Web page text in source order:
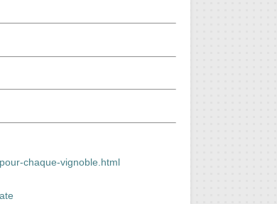
chaque-vignoble.html